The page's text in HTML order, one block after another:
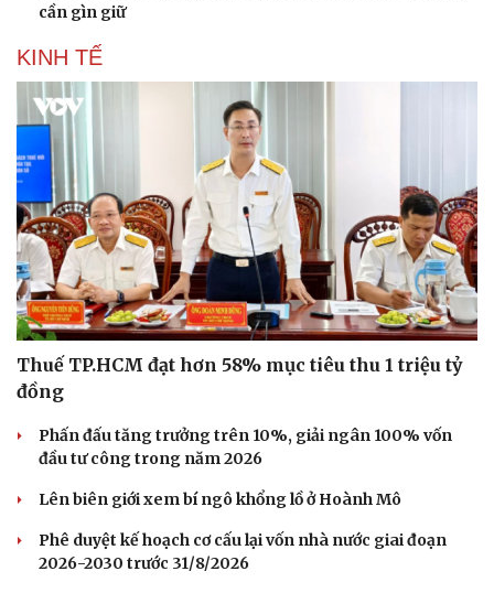
cần gìn giữ
KINH TẾ
Thuế TP.HCM đạt hơn 58% mục tiêu thu 1 triệu tỷ
đồng
Phấn đấu tăng trưởng trên 10%, giải ngân 100% vốn
đầu tư công trong năm 2026
Lên biên giới xem bí ngô khổng lồ ở Hoành Mô
Phê duyệt kế hoạch cơ cấu lại vốn nhà nước giai đoạn
2026-2030 trước 31/8/2026